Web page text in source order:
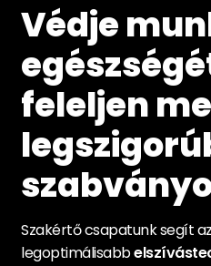
Védje
feleljen
Szakértő csapatunk segít
legoptimálisabb